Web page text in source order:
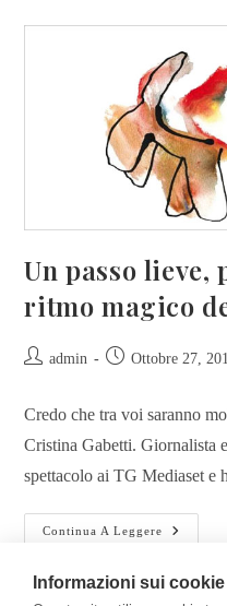
Un passo lieve,
ritmo magico
admin Ottobre 27,
Credo che tra voi saranno
Cristina Gabetti. Giornalista
spettacolo ai TG Mediaset
Continua A Leggere
Informazioni sui